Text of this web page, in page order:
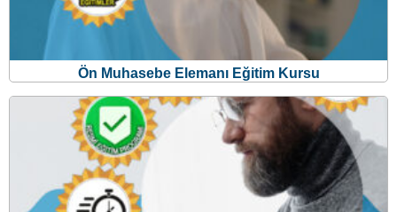
Ön Muhasebe Elemanı Eğitim Kursu